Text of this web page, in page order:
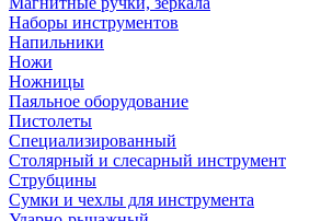
Наборы инструментов
Напильники
Ножи
Ножницы
Паяльное оборудование
Пистолеты
Специализированный
Столярный и слесарный инструмент
Струбцины
Сумки и чехлы для инструмента